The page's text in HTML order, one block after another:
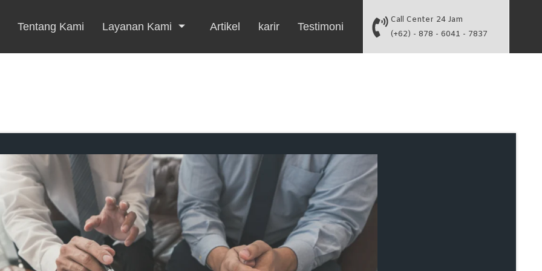
Tentang Kami Layanan Kami Artikel karir Testimoni
Call Center 24 Jam
(+62) - 878 - 6041 - 7837